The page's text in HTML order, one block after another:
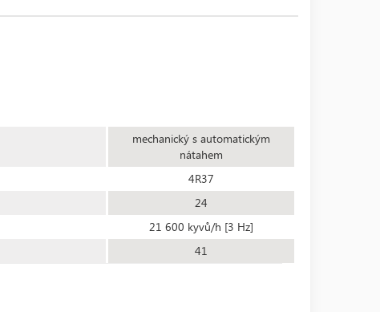
mechanický s automatickým
nátahem
4R37
24
21 600 kyvů/h [3 Hz]
41